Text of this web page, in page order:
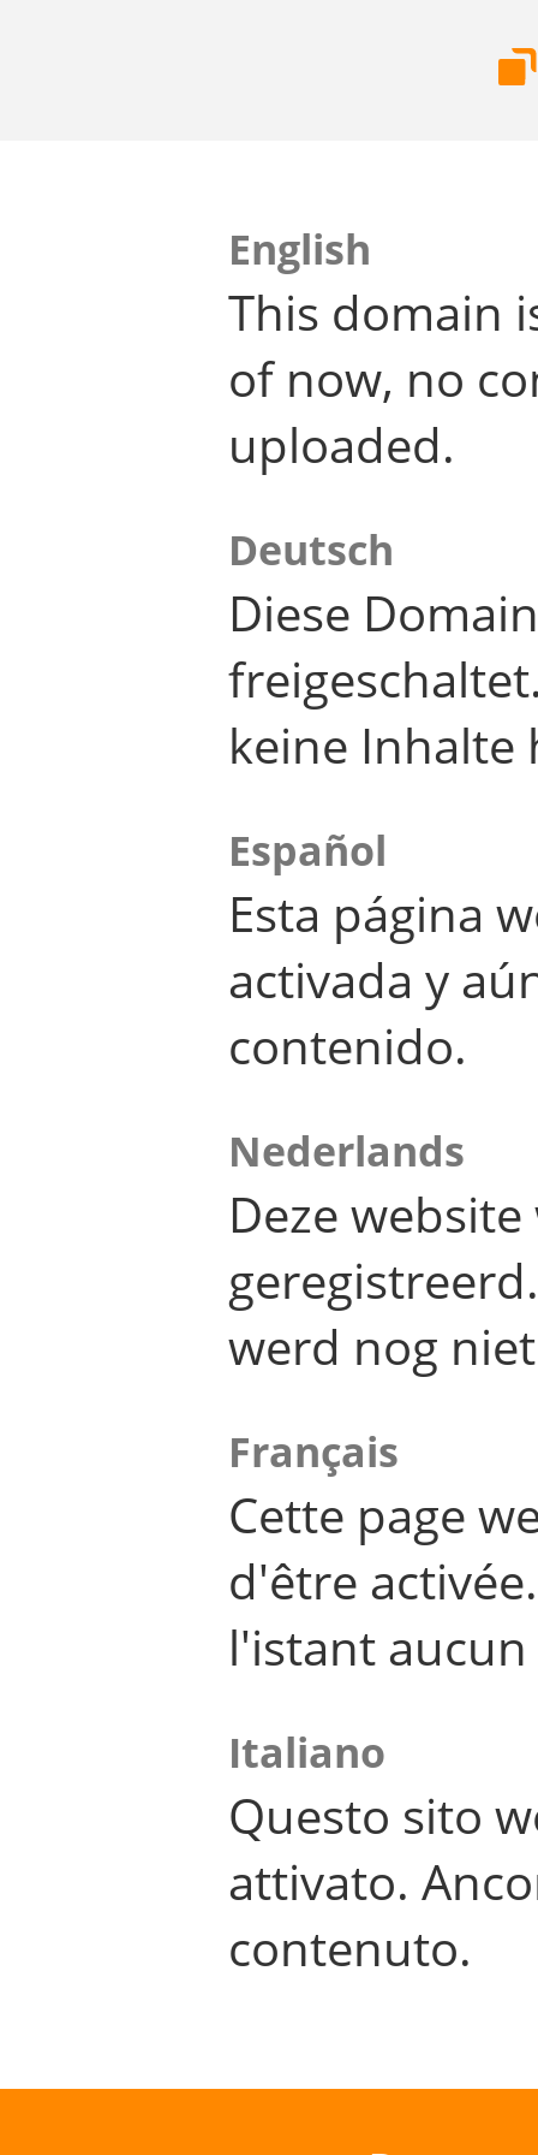
English
This domain
of now, no
uploaded.
Deutsch
Diese
keine Inhalte
Español
Esta página
activada y
contenido.
Nederlands
Deze
werd nog
Français
Cette page
d'être
l'istant
Italiano
Questo sito
attivato.
contenuto.